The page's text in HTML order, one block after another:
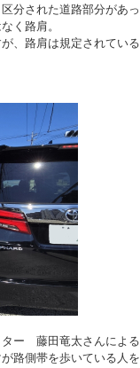
分された道路部分があ
く路肩。
、路肩は規定されてい
ター 藤田竜太さんによ
路側帯を歩いている人